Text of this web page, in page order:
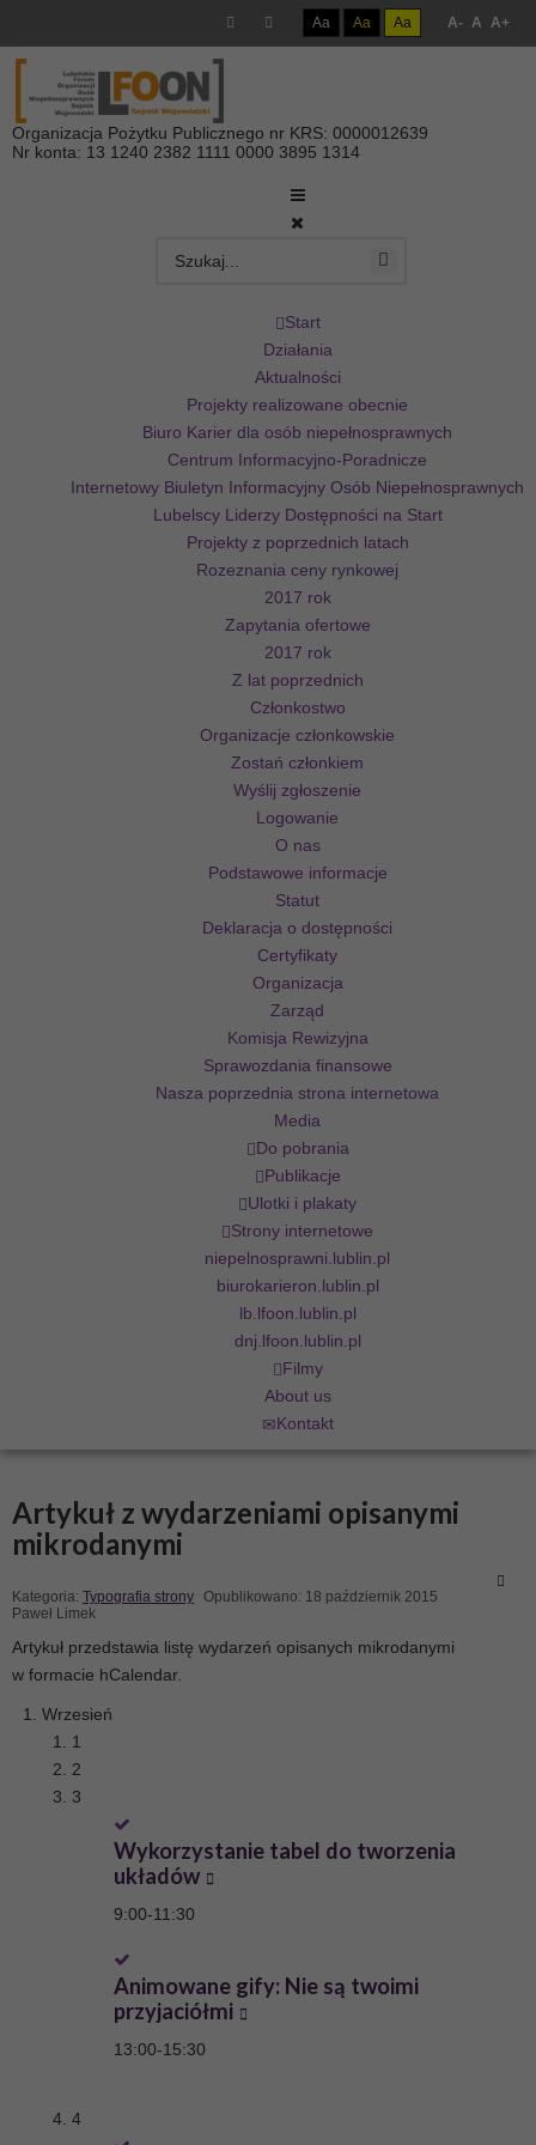
Aa Aa Aa A- A A+
Organizacja Pożytku Publicznego nr KRS: 0000012639
Nr konta: 13 1240 2382 1111 0000 3895 1314
Start
Działania
Aktualności
Projekty realizowane obecnie
Biuro Karier dla osób niepełnosprawnych
Centrum Informacyjno-Poradnicze
Internetowy Biuletyn Informacyjny Osób Niepełnosprawnych
Lubelscy Liderzy Dostępności na Start
Projekty z poprzednich latach
Rozeznania ceny rynkowej
2017 rok
Zapytania ofertowe
2017 rok
Z lat poprzednich
Członkostwo
Organizacje członkowskie
Zostań członkiem
Wyślij zgłoszenie
Logowanie
O nas
Podstawowe informacje
Statut
Deklaracja o dostępności
Certyfikaty
Organizacja
Zarząd
Komisja Rewizyjna
Sprawozdania finansowe
Nasza poprzednia strona internetowa
Media
Do pobrania
Publikacje
Ulotki i plakaty
Strony internetowe
niepelnosprawni.lublin.pl
biurokarieron.lublin.pl
lb.lfoon.lublin.pl
dnj.lfoon.lublin.pl
Filmy
About us
Kontakt
Artykuł z wydarzeniami opisanymi
mikrodanymi
Kategoria: Typografia strony Opublikowano: 18 październik 2015
Paweł Limek
Artykuł przedstawia listę wydarzeń opisanych mikrodanymi
w formacie hCalendar.
Wrzesień
1
2
3
Wykorzystanie tabel do tworzenia
układów
9:00-11:30
Animowane gify: Nie są twoimi
przyjaciółmi
13:00-15:30
4